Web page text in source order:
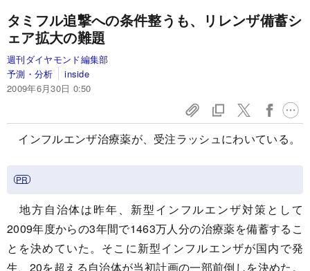
タミフル追撃への条件整うも、
リレンザ備蓄シ
ェア拡大の難題
週刊ダイヤモンド編集部
予測・分析
inside
2009年6月30日 0:50
インフルエンザ治療薬が、受注ラッシュにわいている。
地方自治体は昨年、新型インフルエンザ対策として
2009年度からの3年間で1463万人分の治療薬を備蓄するこ
とを決めていた。そこに新型インフルエンザが国内で発
生、20を超える自治体が当初計画の一部前倒しを決めた。